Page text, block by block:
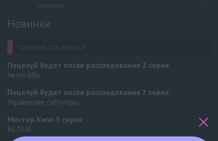
Ответить -1
Новинки
Сегодня, 10 августа
Поцелуй будет после расследования 2 серия
Автосабы
Поцелуй будет после расследования 2 серия
Украинские субтитры
Мистер Килл 3 серия
BLDUB